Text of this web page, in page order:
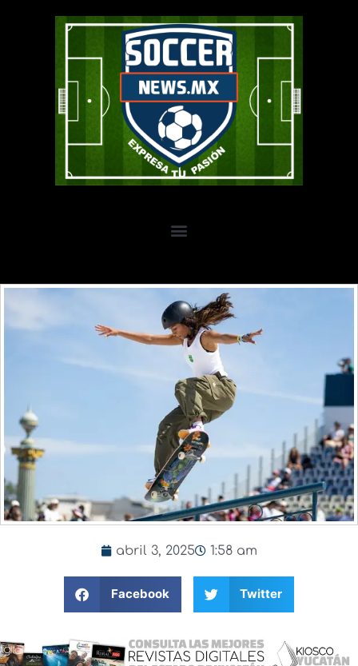
abril 3, 2025 1:58 am
Facebook Twitter